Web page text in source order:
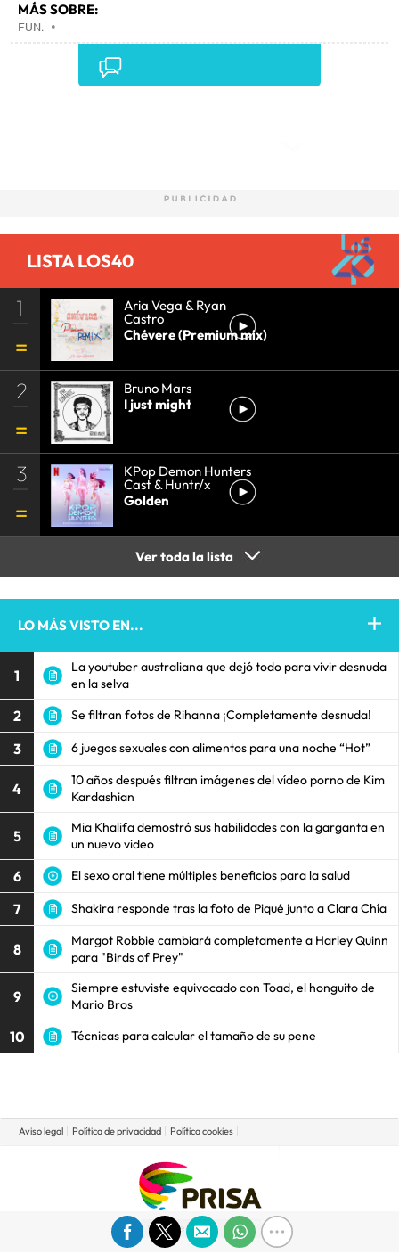
MÁS SOBRE:
FUN. •
LISTA LOS40
1 Aria Vega & Ryan
Castro
Chévere (Premium mix)
2
Bruno Mars
I just might
3 KPop Demon Hunters
Cast & Huntr/x
Golden
Ver toda la lista
LO MÁS VISTO EN...
1
La youtuber australiana que dejó todo para vivir desnuda
en la selva
2 Se filtran fotos de Rihanna ¡Completamente desnuda!
3 6 juegos sexuales con alimentos para una noche “Hot”
4
10 años después filtran imágenes del vídeo porno de Kim
Kardashian
5
Mia Khalifa demostró sus habilidades con la garganta en
un nuevo video
6 El sexo oral tiene múltiples beneficios para la salud
7 Shakira responde tras la foto de Piqué junto a Clara Chía
8
Margot Robbie cambiará completamente a Harley Quinn
para "Birds of Prey"
9
Siempre estuviste equivocado con Toad, el honguito de
Mario Bros
10 Técnicas para calcular el tamaño de su pene
Aviso legal Política de privacidad Política cookies